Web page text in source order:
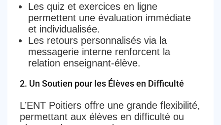
Les quiz et exercices en ligne
permettent une évaluation immédiate
et individualisée.
Les retours personnalisés via la
messagerie interne renforcent la
relation enseignant-élève.
2. Un Soutien pour les Élèves en Difficulté
L’ENT Poitiers offre une grande flexibilité,
permettant aux élèves en difficulté ou